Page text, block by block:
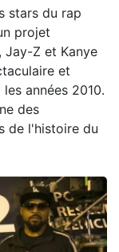
stars du rap
projet
Jay-Z et Kanye
et
années 2010.
des
de l'histoire du